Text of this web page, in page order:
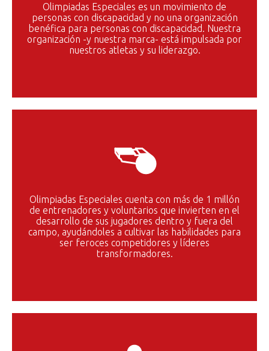
Olimpiadas Especiales es un movimiento de
personas con discapacidad y no una organización
benéfica para personas con discapacidad. Nuestra
organización -y nuestra marca- está impulsada por
nuestros atletas y su liderazgo.
Olimpiadas Especiales cuenta con más de 1 millón
de entrenadores y voluntarios que invierten en el
desarrollo de sus jugadores dentro y fuera del
campo, ayudándoles a cultivar las habilidades para
ser feroces competidores y líderes
transformadores.